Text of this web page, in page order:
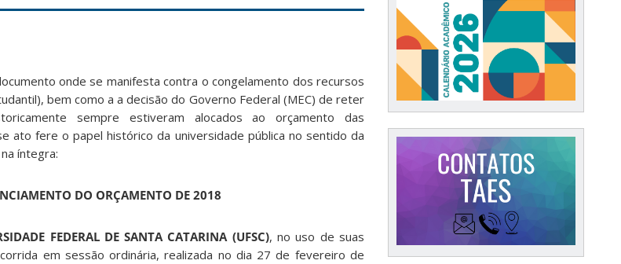
onde se manifesta contra o congelamento dos recursos
bem como a a decisão do Governo Federal (MEC) de reter
sempre estiveram alocados ao orçamento das
ato fere o papel histórico da universidade pública no sentido da
íntegra:
DO ORÇAMENTO DE 2018
FEDERAL DE SANTA CATARINA (UFSC), no uso de suas
em sessão ordinária, realizada no dia 27 de fevereiro de